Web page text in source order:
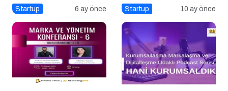
Talk N Training “İlham
Serisinde!
Startup 6 ay önce Startup 10 ay önce